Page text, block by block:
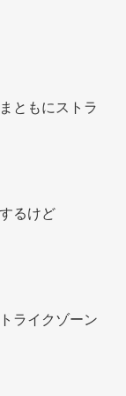
ともにストラ
るけど
ライクゾーン